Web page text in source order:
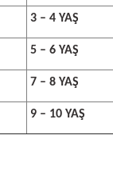
3 – 4 YAŞ
5 – 6 YAŞ
7 – 8 YAŞ
9 – 10 YAŞ